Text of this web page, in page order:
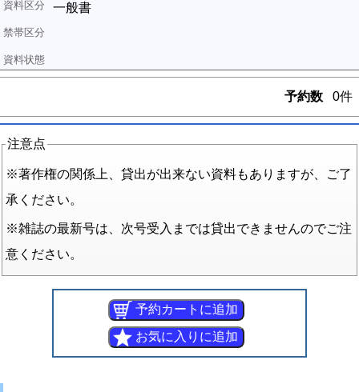
一般書
予約数 0件
注意点
※著作権の関係上、貸出が出来ない資料もありますが、ご了
承ください。
※雑誌の最新号は、次号受入までは貸出できませんのでご注
意ください。